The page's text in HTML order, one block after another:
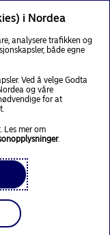
er
vi må
ikke
i Nordea
analysere trafikken og
både egne
Ved å velge Godta
og våre
for at
Les mer om
.